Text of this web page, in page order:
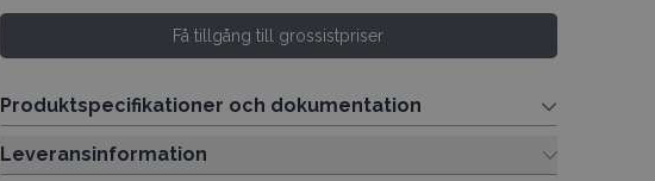
Få tillgång till grossistpriser
Produktspecifikationer och dokumentation
Leveransinformation